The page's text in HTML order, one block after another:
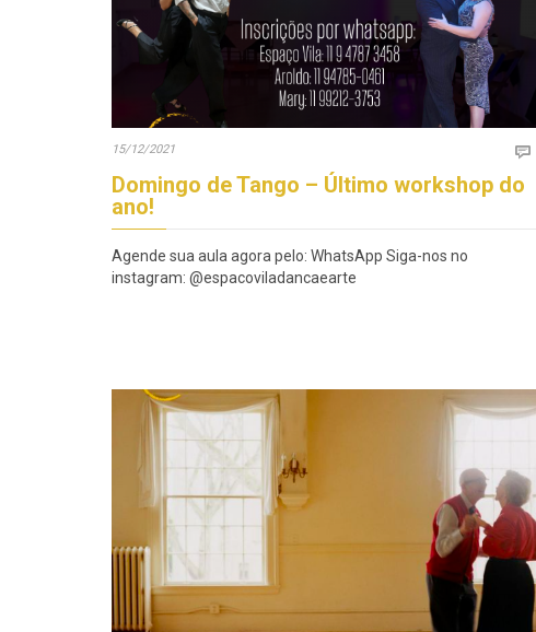
15/12/2021 
Domingo de Tango – Último workshop do
ano!
Agende sua aula agora pelo: WhatsApp Siga-nos no
instagram: @espacoviladancaearte